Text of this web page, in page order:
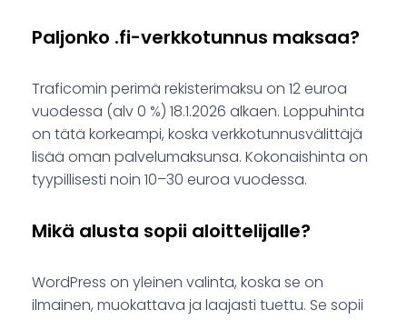
Paljonko .fi-verkkotunnus maksaa?
Traficomin perimä rekisterimaksu on 12 euroa
vuodessa (alv 0 %) 18.1.2026 alkaen. Loppuhinta
on tätä korkeampi, koska verkkotunnusvälittäjä
lisää oman palvelumaksunsa. Kokonaishinta on
tyypillisesti noin 10–30 euroa vuodessa.
Mikä alusta sopii aloittelijalle?
WordPress on yleinen valinta, koska se on
ilmainen, muokattava ja laajasti tuettu. Se sopii